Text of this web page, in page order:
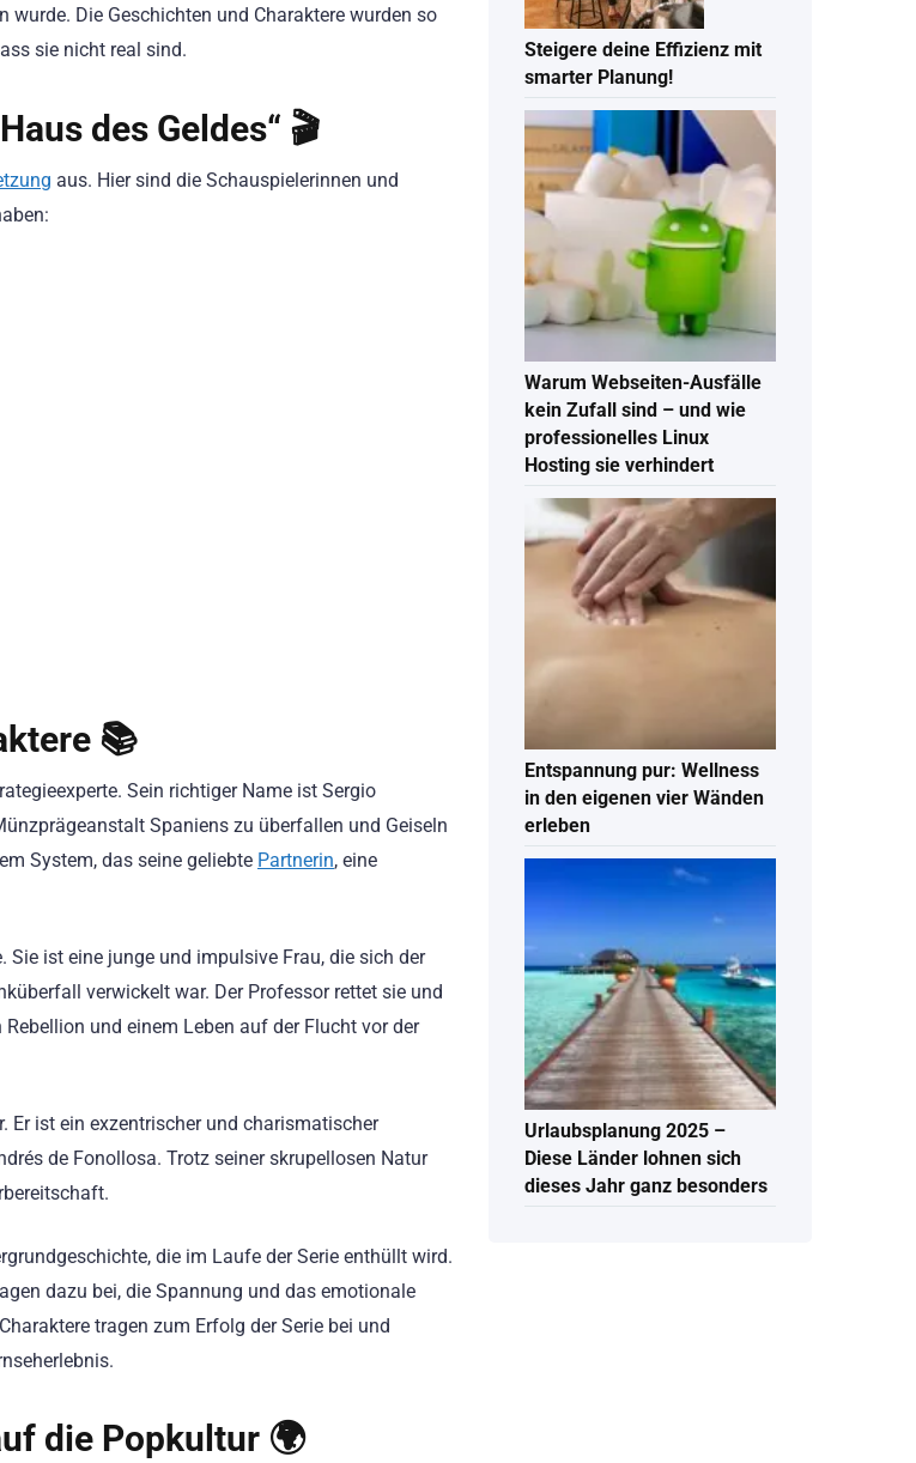
wurde. Die Geschichten und Charaktere wurden so
sie nicht real sind.
des Geldes“ 🎬
aus. Hier sind die Schauspielerinnen und
📚
Sein richtiger Name ist Sergio
Spaniens zu überfallen und Geiseln
System, das seine geliebte Partnerin, eine
ist eine junge und impulsive Frau, die sich der
verwickelt war. Der Professor rettet sie und
und einem Leben auf der Flucht vor der
Er ist ein exzentrischer und charismatischer
de Fonollosa. Trotz seiner skrupellosen Natur
die im Laufe der Serie enthüllt wird.
dazu bei, die Spannung und das emotionale
tragen zum Erfolg der Serie bei und
die Popkultur 🌍
Steigere deine Effizienz mit
smarter Planung!
Warum Webseiten-Ausfälle
kein Zufall sind – und wie
professionelles Linux
Hosting sie verhindert
Entspannung pur: Wellness
in den eigenen vier Wänden
erleben
Urlaubsplanung 2025 –
Diese Länder lohnen sich
dieses Jahr ganz besonders